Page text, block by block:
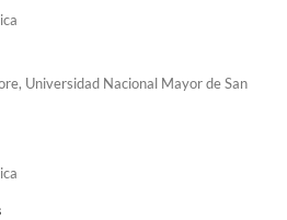
Universidad Nacional Mayor de San